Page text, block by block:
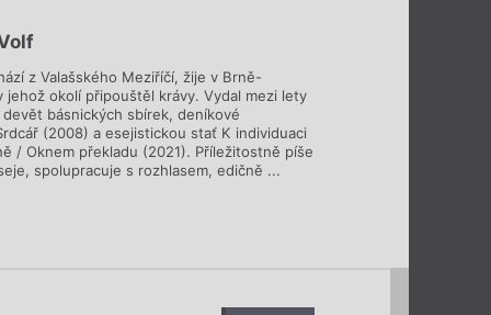
z Valašského Meziříčí, žije v Brně-
jehož okolí připouštěl krávy. Vydal mezi lety
devět básnických sbírek, deníkové
(2008) a esejistickou stať K individuaci
/ Oknem překladu (2021). Příležitostně píše
spolupracuje s rozhlasem, edičně ...